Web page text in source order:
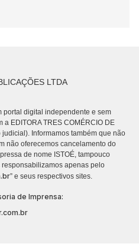
LTDA
portal digital independente e sem
EDITORA TRES COMÉRCIO DE
judicial). Informamos também que não
não oferecemos cancelamento do
de nome ISTOÉ, tampouco
apenas pelo
” e seus respectivos sites.
de Imprensa: